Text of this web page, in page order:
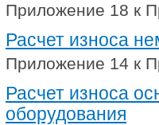
Приложение 18 к
Расчет износа
Приложение 14 к
Расчет износа
оборудования